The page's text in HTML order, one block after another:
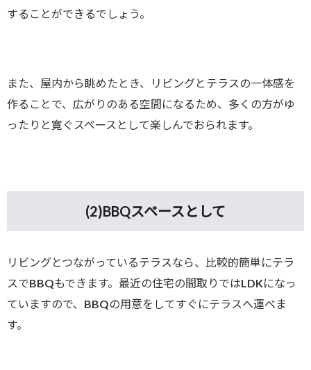
することができるでしょう。
また、屋内から眺めたとき、リビングとテラスの一体感を
作ることで、広がりのある空間になるため、多くの方がゆ
ったりと寛ぐスペースとして楽しんでおられます。
(2)BBQスペースとして
リビングとつながっているテラスなら、比較的簡単にテラ
スでBBQもできます。最近の住宅の間取りではLDKになっ
ていますので、BBQの用意をしてすぐにテラスへ運べま
す。